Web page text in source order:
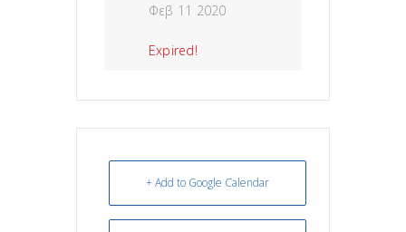
Φεβ 11 2020
Expired!
+ Add to Google Calendar